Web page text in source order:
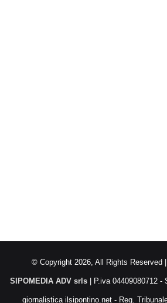
© Copyright 2026, All Rights Reserved
SIPOMEDIA ADV srls | P.iva 04409080712
giornalistica ilsipontino.net - Reg.